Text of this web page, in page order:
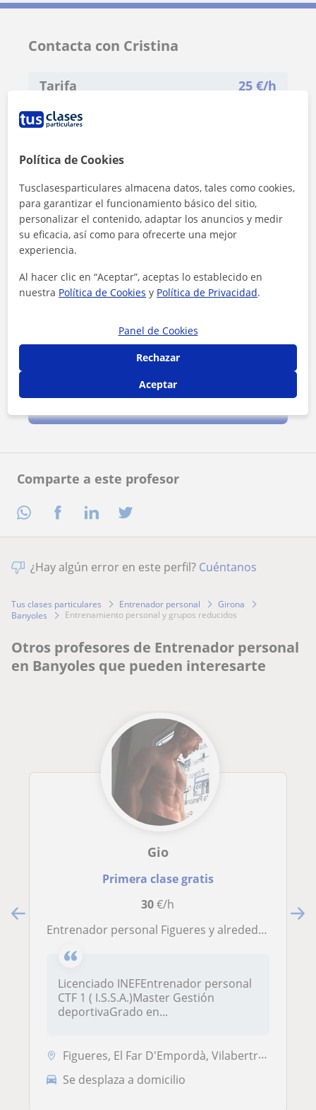
Comparte a este profesor
Contacta con Cristina
Tarifa 25 €/h
1ª clase gratis
Al hacer clic, aceptas nuestroaviso legal
¿Hay algún error en este perfil? Cuéntanos
Tus clases particulares Entrenador personal
Girona
Banyoles
entrenamiento personal y grupos reducidos
Otros profesores de Entrenador personal
en Banyoles que pueden interesarte
Gio
Primera clase gratis
30€/h
Entrenador personal Figueres y alrededores. Entrenamiento funcional, Parkour, Calistenia, TRX, Musculación
Licenciado INEFEntrenador personal
CTF 1 ( I.S.S.A.)Master Gestión
deportivaGrado en...
Figueres, El Far D'Empordà, Vilabertran, Vilafant, Avinyonet de Puigve...
Se desplaza a domicilio
Política de Cookies
Tusclasesparticulares almacena datos, tales como cookies,
para garantizar el funcionamiento básico del sitio,
personalizar el contenido, adaptar los anuncios y medir
su eficacia, así como para ofrecerte una mejor
experiencia.
Al hacer clic en “Aceptar”, aceptas lo establecido en
nuestra Política de Cookies y Política de Privacidad.
Panel de Cookies
Rechazar
Aceptar